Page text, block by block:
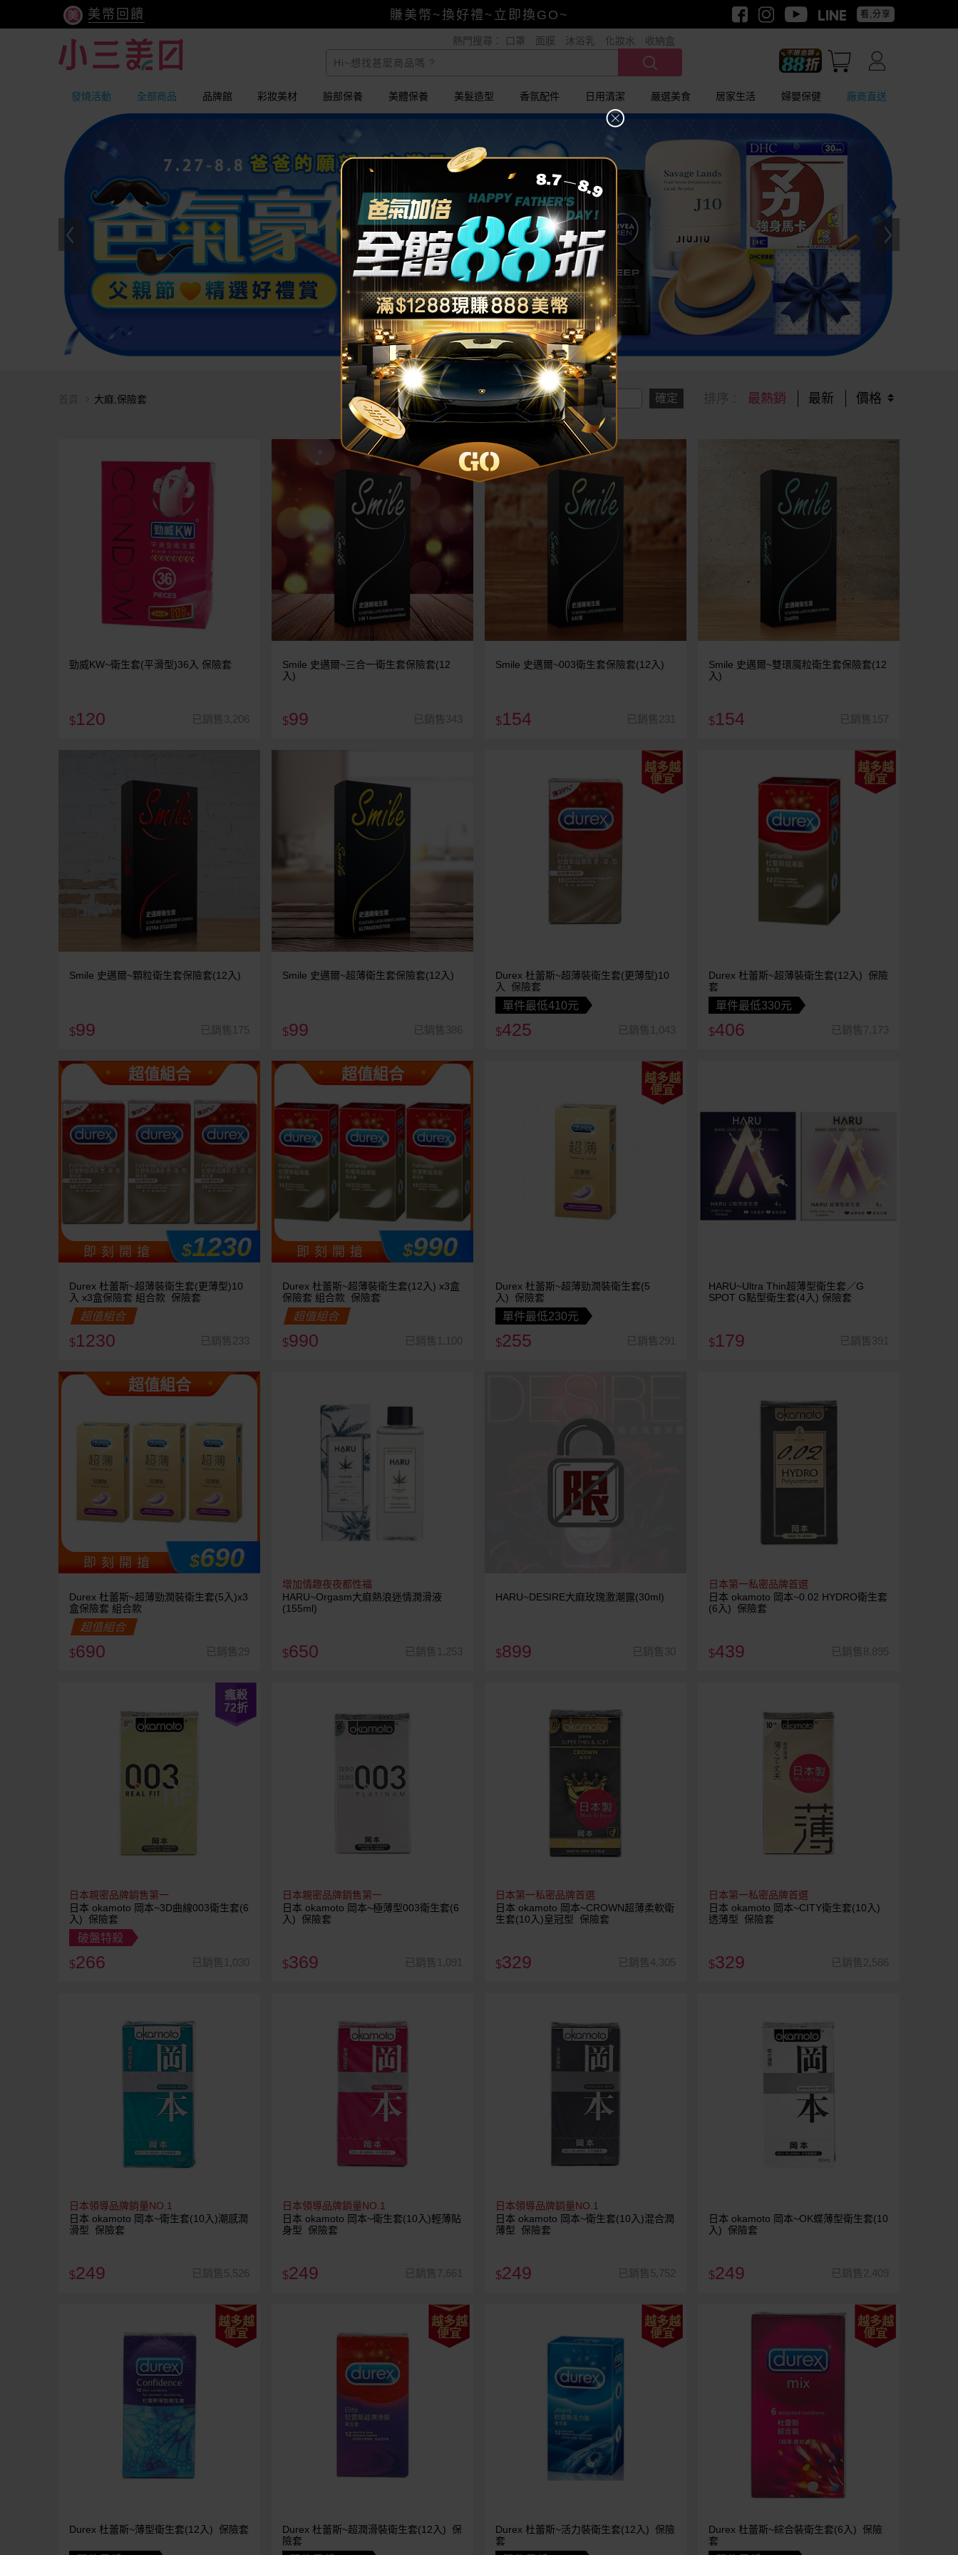
美幣回饋
賺美幣~換好禮~立即換GO~
小三美日x全支付~美幣+全點折上折超划算
全館88折爸氣加倍！
看,分享
熱門搜尋： 口罩 面膜 沐浴乳 化妝水 收納盒
發燒活動 全部商品 品牌館 彩妝美材 臉部保養 美體保養 美髮造型 香氛配件 日用清潔 嚴選美食 居家生活 婦嬰保健 廠商直送
最熱銷 最新 價格
價格區間 : 確定
大麻,保險套
勁威KW~衛生套(平滑型)36入 保險套
$120 已銷售3,206
Smile 史邁爾~三合一衛生套保險套(12
入)
$99 已銷售343
Smile 史邁爾~003衛生套保險套(12入)
$154 已銷售231
Smile 史邁爾~雙環魔粒衛生套保險套(12
入)
$154 已銷售157
Smile 史邁爾~顆粒衛生套保險套(12入)
$99 已銷售175
Smile 史邁爾~超薄衛生套保險套(12入)
$99 已銷售386
越多越
便宜
Durex 杜蕾斯~超薄裝衛生套(更薄型)10
入 保險套
單件最低410元
$425 已銷售1,043
越多越
便宜
Durex 杜蕾斯~超薄裝衛生套(12入) 保險
套
單件最低330元
$406 已銷售7,173
超值組合
即 刻 開 搶 $1230
Durex 杜蕾斯~超薄裝衛生套(更薄型)10
入 x3盒保險套 組合款 保險套
超值組合
$1230 已銷售233
超值組合
即 刻 開 搶 $990
Durex 杜蕾斯~超薄裝衛生套(12入) x3盒
保險套 組合款 保險套
超值組合
$990 已銷售1,100
越多越
便宜
Durex 杜蕾斯~超薄勁潤裝衛生套(5
入) 保險套
單件最低230元
$255 已銷售291
HARU~Ultra Thin超薄型衛生套／G
SPOT G點型衛生套(4入) 保險套
$179 已銷售391
超值組合
即 刻 開 搶 $690
Durex 杜蕾斯~超薄勁潤裝衛生套(5入)x3
盒保險套 組合款
超值組合
$690 已銷售29
增加情趣夜夜都性福
HARU~Orgasm大麻熱浪迷情潤滑液
(155ml)
$650 已銷售1,253
HARU~DESIRE大麻玫瑰激潮露(30ml)
$899 已銷售30
日本第一私密品牌首選
日本 okamoto 岡本~0.02 HYDRO衛生套
(6入) 保險套
$439 已銷售8,895
瘋殺
72折
日本親密品牌銷售第一
日本 okamoto 岡本~3D曲線003衛生套(6
入) 保險套
破盤特殺
$266 已銷售1,030
日本親密品牌銷售第一
日本 okamoto 岡本~極薄型003衛生套(6
入) 保險套
$369 已銷售1,091
日本第一私密品牌首選
日本 okamoto 岡本~CROWN超薄柔軟衛
生套(10入)皇冠型 保險套
$329 已銷售4,305
日本第一私密品牌首選
日本 okamoto 岡本~CITY衛生套(10入)
透薄型 保險套
$329 已銷售2,586
日本領導品牌銷量NO.1
日本 okamoto 岡本~衛生套(10入)潮感潤
滑型 保險套
$249 已銷售5,526
日本領導品牌銷量NO.1
日本 okamoto 岡本~衛生套(10入)輕薄貼
身型 保險套
$249 已銷售7,661
日本領導品牌銷量NO.1
日本 okamoto 岡本~衛生套(10入)混合潤
薄型 保險套
$249 已銷售5,752
日本 okamoto 岡本~OK蝶薄型衛生套(10
入) 保險套
$249 已銷售2,409
越多越
便宜
Durex 杜蕾斯~薄型衛生套(12入) 保險套
越多越
便宜
Durex 杜蕾斯~超潤滑裝衛生套(12入) 保
險套
越多越
便宜
Durex 杜蕾斯~活力裝衛生套(12入) 保險
套
越多越
便宜
Durex 杜蕾斯~綜合裝衛生套(6入) 保險
套